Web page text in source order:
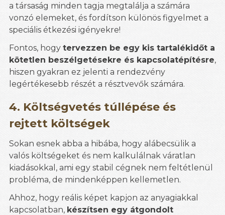
a társaság minden tagja megtalálja a számára
vonzó elemeket, és fordítson különös figyelmet a
speciális étkezési igényekre!
Fontos, hogy tervezzen be egy kis tartalékidőt a
kötetlen beszélgetésekre és kapcsolatépítésre,
hiszen gyakran ez jelenti a rendezvény
legértékesebb részét a résztvevők számára.
4. Költségvetés túllépése és
rejtett költségek
Sokan esnek abba a hibába, hogy alábecsülik a
valós költségeket és nem kalkulálnak váratlan
kiadásokkal, ami egy stabil cégnek nem feltétlenül
probléma, de mindenképpen kellemetlen.
Ahhoz, hogy reális képet kapjon az anyagiakkal
kapcsolatban, készítsen egy átgondolt